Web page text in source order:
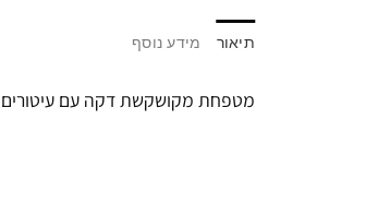
תיאור מידע נוסף
מטפחת מקושקשת דקה עם עיטורים